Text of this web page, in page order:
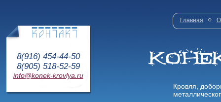
8(916) 454-44-50
8(905) 518-52-59
info@konek-krovlya.ru
Главная О
Кровля,